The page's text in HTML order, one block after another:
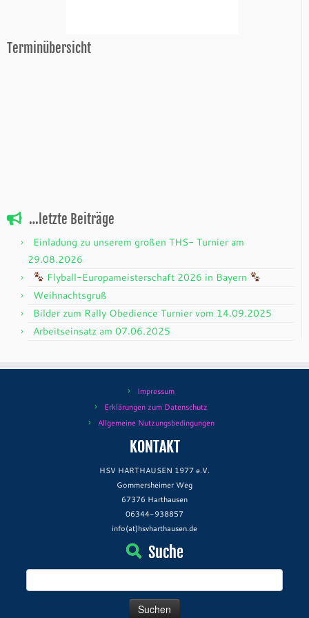
Terminübersicht
…letzte Beiträge
Einladung zu unserem großen THS- Turnier am
29.08.2026
Flyball-Europameisterschaft 2026 in Bayern
Weihnachtsgruß
Bilder zum Rally Obedience Turnier vom 14.09.2025
Arbeitseinsatz am 07.06.2025
Impressum
Erklärungen zum Datenschutz
Allgemeine Nutzungsbedingungen
KONTAKT
HSV HARTHAUSEN 1977 e.V.
Gommersheimer Weg
67376 Harthausen
06344-938857
info(at)hsvharthausen.de
Suche